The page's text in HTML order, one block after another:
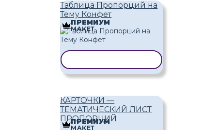
Таблица Пропорций на
Тему Конфет
ПРЕМИУМ
МАКЕТ
КАРТОЧКИ —
ТЕМАТИЧЕСКИЙ ЛИСТ
ПРОПОРЦИЙ
ПРЕМИУМ
МАКЕТ